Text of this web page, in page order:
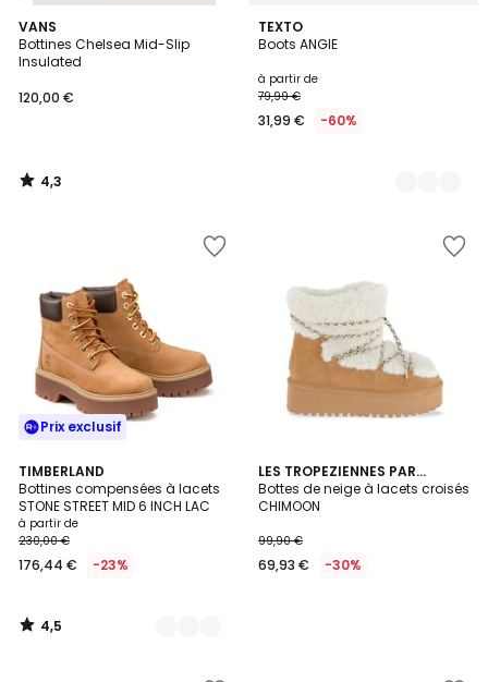
VANS
Bottines Chelsea Mid-Slip
Insulated
120,00 €
4,3
/ 5
4,3
/
TEXTO
Boots ANGIE
à partir de
79,99 €
31,99 € -60%
2
Couleurs
Prix exclusif
TIMBERLAND
Bottines compensées à lacets
STONE STREET MID 6 INCH LAC
à partir de
230,00 €
176,44 € -23%
4,5
/ 5
2
Couleurs
4,5
/
LES TROPEZIENNES PAR
M.BELARBI
Bottes de neige à lacets croisés
CHIMOON
99,90 €
69,93 € -30%